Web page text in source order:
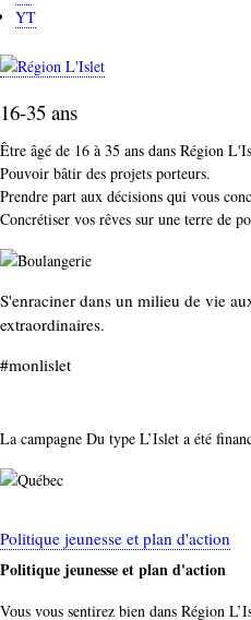
YT
16-35 ans
Être âgé de 16 à 35 ans dans Région
Pouvoir bâtir des projets porteurs.
Prendre part aux décisions qui vous
Concrétiser vos rêves sur une terre de
S'enraciner dans un milieu de vie
extraordinaires.
#monlislet
La campagne Du type L’Islet a été
Politique jeunesse et plan d'action
Politique jeunesse et plan d'action
Vous vous sentirez bien dans Région L’